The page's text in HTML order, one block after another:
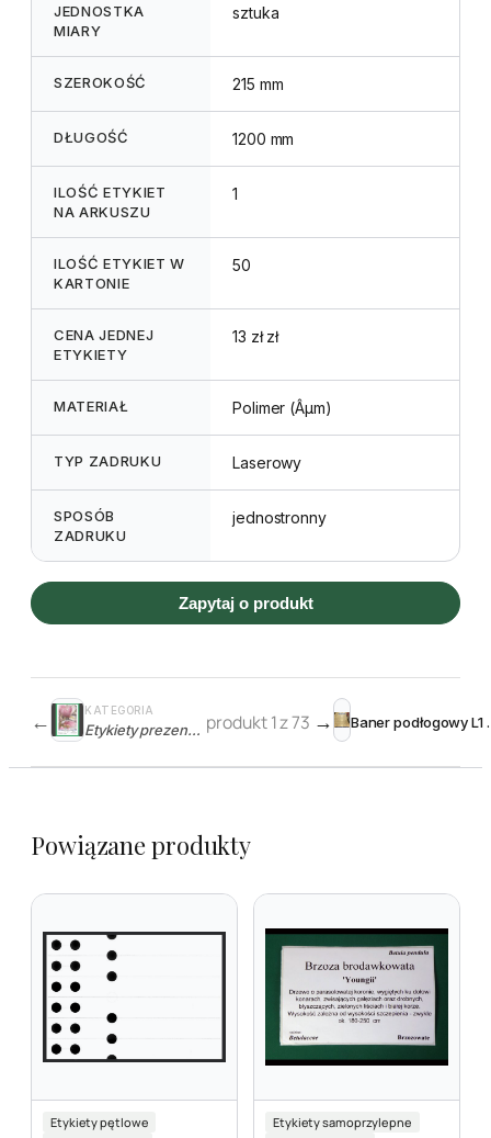
JEDNOSTKA
MIARY
sztuka
SZEROKOŚĆ 215 mm
DŁUGOŚĆ 1200 mm
ILOŚĆ ETYKIET
NA ARKUSZU
1
ILOŚĆ ETYKIET W
KARTONIE
50
CENA JEDNEJ
ETYKIETY
13 zł zł
MATERIAŁ Polimer (Âµm)
TYP ZADRUKU Laserowy
SPOSÓB
ZADRUKU
jednostronny
Zapytaj o produkt
← KATEGORIA
Etykiety prezentacyjne produkt 1 z 73 Baner
→
Powiązane produkty
Etykiety pętlowe
Etykiety samoprzylepne